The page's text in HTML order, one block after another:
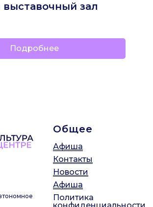
выставочный зал
Подробнее
Общее
Афиша
Контакты
Новости
Афиша
Политика